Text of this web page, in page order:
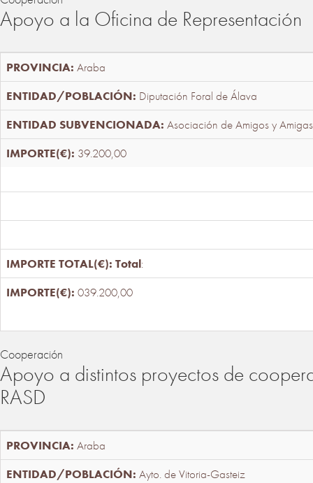
Apoyo a la Oficina de Representación
Araba
Diputación Foral de Álava
Asociación de Amigos y
39.200,00
Total:
039.200,00
Cooperación
Apoyo a distintos proyectos de
RASD
Araba
Ayto. de Vitoria-Gasteiz